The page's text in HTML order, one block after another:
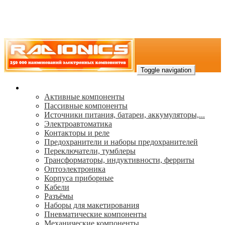
Toggle navigation
Активные компоненты
Пассивные компоненты
Источники питания, батареи, аккумуляторы,...
Электроавтоматика
Контакторы и реле
Предохранители и наборы предохранителей
Переключатели, тумблеры
Трансформаторы, индуктивности, ферриты
Oптоэлектроника
Корпуса приборные
Кабели
Разъёмы
Наборы для макетирования
Пневматические компоненты
Механические компоненты